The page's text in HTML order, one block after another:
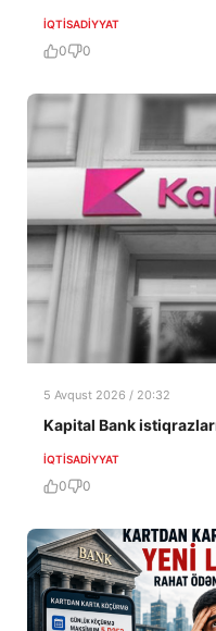
İQTISADIYYAT
0 0
5 Avqust 2026 / 20:32
Kapital Bank
İQTISADIYYAT
0 0